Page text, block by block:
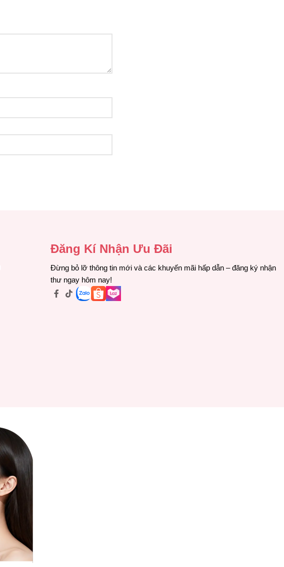
Đăng Kí Nhận Ưu Đãi
Đừng bỏ lỡ thông tin mới và các khuyến mãi hấp dẫn – đăng ký nhận
thư ngay hôm nay!